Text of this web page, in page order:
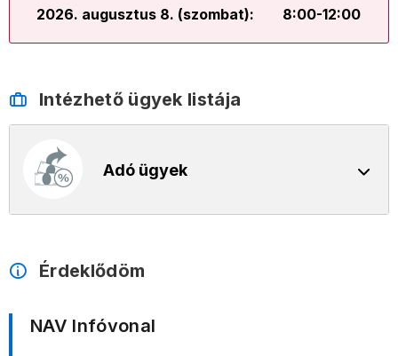
2026. augusztus 8. (szombat): 8:00-12:00
Intézhető ügyek listája
Adó ügyek
Érdeklődöm
NAV Infóvonal